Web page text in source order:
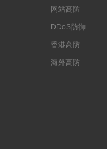
网站高防
DDoS防御
香港高防
海外高防